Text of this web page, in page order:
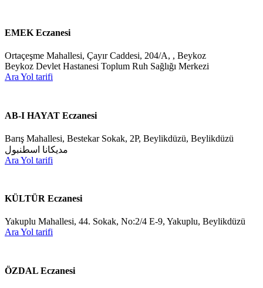
EMEK Eczanesi
Ortaçeşme Mahallesi, Çayır Caddesi, 204/A, , Beykoz
Beykoz Devlet Hastanesi Toplum Ruh Sağlığı Merkezi
Ara Yol tarifi
AB-I HAYAT Eczanesi
Barış Mahallesi, Bestekar Sokak, 2P, Beylikdüzü, Beylikdüzü
مديكانا اسطنبول
Ara Yol tarifi
KÜLTÜR Eczanesi
Yakuplu Mahallesi, 44. Sokak, No:2/4 E-9, Yakuplu, Beylikdüzü
AraYol tarifi
ÖZDAL Eczanesi